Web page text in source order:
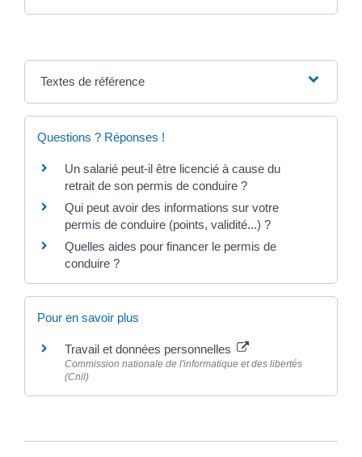
Textes de référence
Questions ? Réponses !
Un salarié peut-il être licencié à cause du
retrait de son permis de conduire ?
Qui peut avoir des informations sur votre
permis de conduire (points, validité...) ?
Quelles aides pour financer le permis de
conduire ?
Pour en savoir plus
Travail et données personnelles
Commission nationale de l'informatique et des libertés
(Cnil)